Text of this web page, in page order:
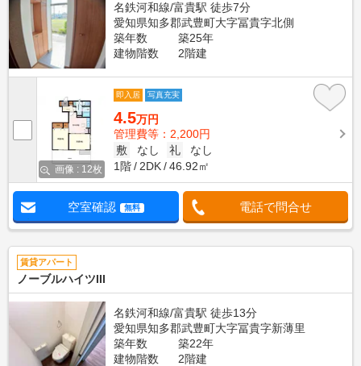
名鉄河和線/富貴駅 徒歩7分
愛知県知多郡武豊町大字冨貴字北側
築年数
築25年
建物階数
2階建
画像 : 12枚
即入居 写真充実
4.5万円
管理費等：2,200円
敷
なし 礼
なし
1階
2DK 46.92㎡
空室確認 無料 電話で問合せ
賃貸アパート
ノーブルハイツIII
名鉄河和線/富貴駅 徒歩13分
愛知県知多郡武豊町大字冨貴字新薄里
築年数
築22年
建物階数
2階建